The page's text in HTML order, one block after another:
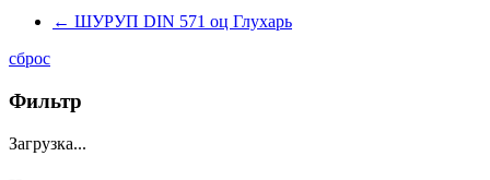
← ШУРУП DIN 571 оц Глухарь
сброс
Фильтр
Загрузка...